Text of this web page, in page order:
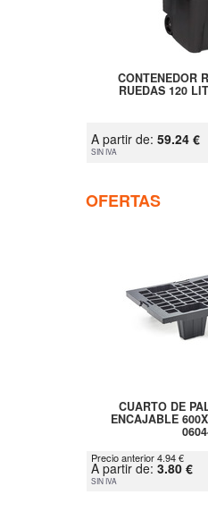
CONTENEDOR
RUEDAS 120
A partir de: 59.24 €
SIN IVA
OFERTAS
CUARTO DE
ENCAJABLE
Precio anterior 4.94 €
A partir de: 3.80 €
SIN IVA